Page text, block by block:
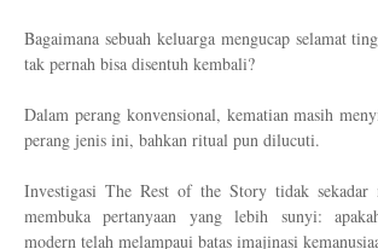
Bagaimana sebuah keluarga mengucap selamat
tak pernah bisa disentuh kembali?
Dalam perang konvensional, kematian masih
perang jenis ini, bahkan ritual pun dilucuti.
Investigasi The Rest of the Story tidak sekadar
membuka pertanyaan yang lebih sunyi:
modern telah melampaui batas imajinasi